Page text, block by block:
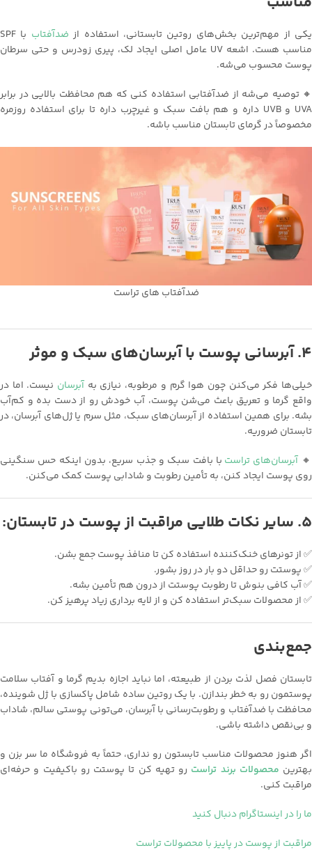
یکی از مهم‌ترین بخش‌های روتین تابستانی، استفاده از ضدآفتاب
با SPF
مناسب هست. اشعه UV عامل اصلی ایجاد لک، پیری زودرس و حتی سرطان
پوست محسوب می‌شه.
🔸 توصیه می‌شه از ضدآفتابی استفاده کنی که هم محافظت بالایی در برابر
UVA و UVB داره و هم بافت سبک و غیرچرب داره تا برای استفاده روزمره
مخصوصاً در گرمای تابستان مناسب باشه.
ضدآفتاب های تراست
۴. آبرسانی پوست با آبرسان‌های سبک و موثر
خیلی‌ها فکر می‌کنن چون هوا گرم و مرطوبه، نیازی به آبرسان نیست. اما در
واقع گرما و تعریق باعث می‌شن پوست، آب خودش رو از دست بده و کم‌آب
بشه. برای همین استفاده از آبرسان‌های سبک، مثل سرم یا ژل‌های آبرسان، در
تابستان ضروریه.
🔸 آبرسان‌های تراست با بافت سبک و جذب سریع، بدون اینکه حس سنگینی
روی پوست ایجاد کنن، به تأمین رطوبت و شادابی پوست کمک می‌کنن.
۵. سایر نکات طلایی مراقبت از پوست در تابستان:
✅ از تونرهای خنک‌کننده استفاده کن تا منافذ پوست جمع بشن.
✅ پوستت رو حداقل دو بار در روز بشور.
✅ آب کافی بنوش تا رطوبت پوستت از درون هم تأمین بشه.
✅ از محصولات سبک‌تر استفاده کن و از لایه‌ برداری زیاد پرهیز کن.
جمع‌بندی
تابستان فصل لذت بردن از طبیعته، اما نباید اجازه بدیم گرما و آفتاب سلامت
پوستمون رو به خطر بندازن. با یک روتین ساده شامل پاکسازی با ژل شوینده،
محافظت با ضدآفتاب و رطوبت‌رسانی با آبرسان، می‌تونی پوستی سالم، شاداب
و بی‌نقص داشته باشی.
اگر هنوز محصولات مناسب تابستون رو نداری، حتماً به فروشگاه ما سر بزن و
بهترین محصولات برند تراست رو تهیه کن تا پوستت رو باکیفیت و حرفه‌ای
مراقبت کنی.
ما را در اینستاگرام دنبال کنید
مراقبت از پوست در پاییز با محصولات تراست